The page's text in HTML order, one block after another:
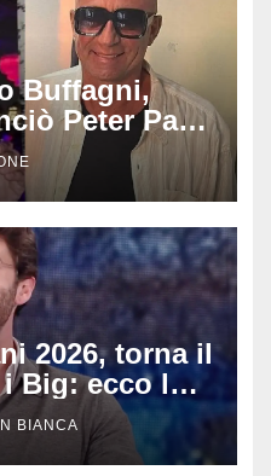
Buffagni,
Peter Pan
aveva 59
2026, torna il
Big: ecco la
De
BIANCA